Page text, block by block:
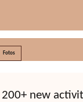
Fotos
new